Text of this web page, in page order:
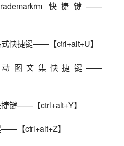
快捷键——
快捷键——【ctrl+alt+U】
动图文集快捷键——
键——【ctrl+alt+Y】
【ctrl+alt+Z】